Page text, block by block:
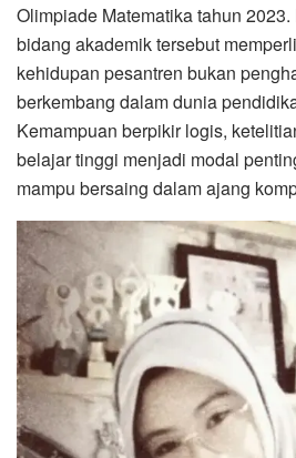
Olimpiade Matematika tahun
bidang akademik tersebut
kehidupan pesantren bukan
berkembang dalam dunia
Kemampuan berpikir logis,
belajar tinggi menjadi modal
mampu bersaing dalam ajang